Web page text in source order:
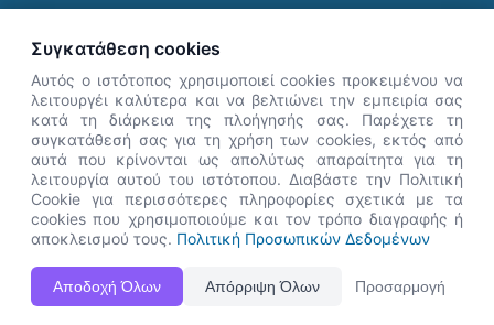
Η Ιστοσελίδα ΑνΑΔ είναι πλήρως συμβατή με τις νεότερες εκδόσεις, Google Chrome, Mozilla Firefox,
Apple Safari καθώς και Internet Explorer.
👋 Καλώς ήρθες! Είμαι η Νόησις.
Πες μου πώς μπορώ να σε βοηθήσω
σήμερα.
Συγκατάθεση cookies
Αυτός ο ιστότοπος χρησιμοποιεί cookies προκειμένου να
λειτουργέι καλύτερα και να βελτιώνει την εμπειρία σας
κατά τη διάρκεια της πλοήγησής σας. Παρέχετε τη
συγκατάθεσή σας για τη χρήση των cookies, εκτός από
αυτά που κρίνονται ως απολύτως απαραίτητα για τη
λειτουργία αυτού του ιστότοπου. Διαβάστε την Πολιτική
Cookie για περισσότερες πληροφορίες σχετικά με τα
cookies που χρησιμοποιούμε και τον τρόπο διαγραφής ή
αποκλεισμού τους. Πολιτική Προσωπικών Δεδομένων
Αποδοχή Όλων Απόρριψη Όλων Προσαρμογή